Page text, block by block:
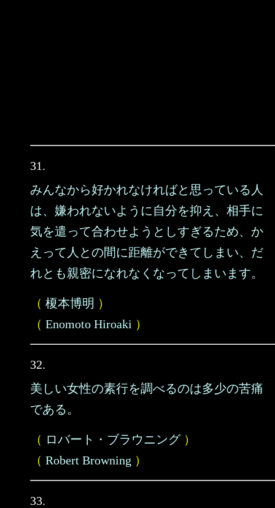
31.
みんなから好かれなければと思っている人
は、嫌われないように自分を抑え、相手に
気を遣って合わせようとしすぎるため、か
えって人との間に距離ができてしまい、だ
れとも親密になれなくなってしまいます。
（ 榎本博明 ）
（ Enomoto Hiroaki ）
32.
美しい女性の素行を調べるのは多少の苦痛
である。
（ ロバート・ブラウニング）
（ Robert Browning ）
33.